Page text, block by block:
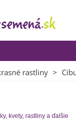
rastliny >
kvety, rastliny a ďalšie